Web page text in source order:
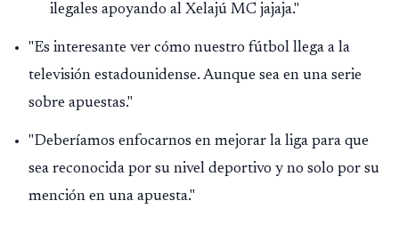
ilegales apoyando al Xelajú MC jajaja."
"Es interesante ver cómo nuestro fútbol llega a la
televisión estadounidense. Aunque sea en una serie
sobre apuestas."
"Deberíamos enfocarnos en mejorar la liga para que
sea reconocida por su nivel deportivo y no solo por su
mención en una apuesta."